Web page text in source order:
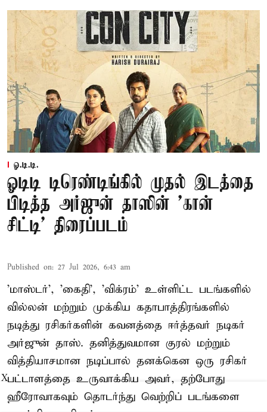
ஓ.டி.டி.
ஓடிடி டிரெண்டிங்கில் முதல் இடத்தை
பிடித்த அர்ஜுன் தாஸின் 'கான்
சிட்டி' திரைப்படம்
Published on: 27 Jul 2026, 6:43 am
'மாஸ்டர்', 'கைதி', 'விக்ரம்' உள்ளிட்ட படங்களில்
வில்லன் மற்றும் முக்கிய கதாபாத்திரங்களில்
நடித்து ரசிகர்களின் கவனத்தை ஈர்த்தவர் நடிகர்
அர்ஜுன் தாஸ். தனித்துவமான குரல் மற்றும்
வித்தியாசமான நடிப்பால் தனக்கென ஒரு ரசிகர்
பட்டாளத்தை உருவாக்கிய அவர், தற்போது
ஹீரோவாகவும் தொடர்ந்து வெற்றிப் படங்களை
X